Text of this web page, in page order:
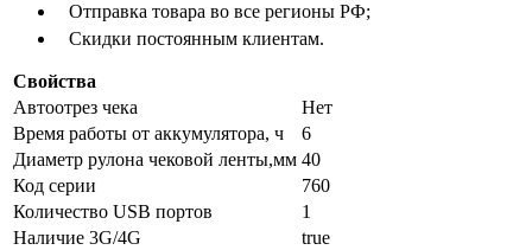
Отправка товара во все регионы РФ;
Скидки постоянным клиентам.
Свойства
Автоотрез чека
Нет
Время работы от аккумулятора, ч
6
Диаметр рулона чековой ленты,мм 40
Код серии
760
Количество USB портов
1
Наличие 3G/4G
true